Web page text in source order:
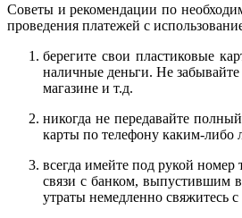
Советы и рекомендации по
проведения платежей с
берегите свои пластиковые
наличные деньги. Не
магазине и т.д.
никогда не передавайте
карты по телефону каким-
всегда имейте под рукой номер
связи с банком, выпустившим
утраты немедленно свяжитесь